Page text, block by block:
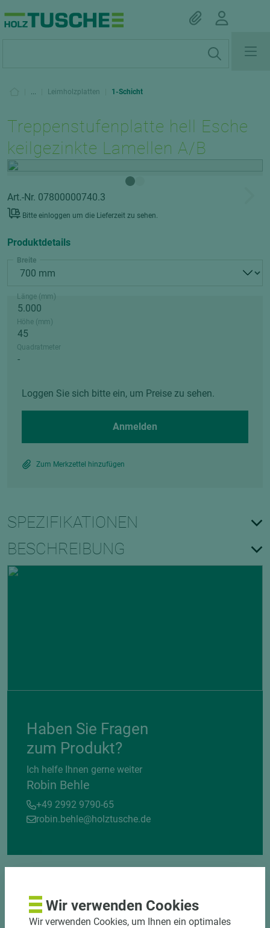
... Leimholzplatten 1-Schicht
Treppenstufenplatte hell Esche
keilgezinkte Lamellen A/B
Art.-Nr. 07800000740.3
Bitte einloggen um die Lieferzeit zu sehen.
Produktdetails
Breite
Länge (mm)
Höhe (mm)
Quadratmeter
Loggen Sie sich bitte ein, um Preise zu sehen.
Anmelden
Zum Merkzettel hinzufügen
SPEZIFIKATIONEN
BESCHREIBUNG
Haben Sie Fragen
zum Produkt?
Ich helfe Ihnen gerne weiter
Robin Behle
+49 2992 9790-65
robin.behle@holztusche.de
Wir verwenden Cookies
Wir verwenden Cookies, um Ihnen ein optimales